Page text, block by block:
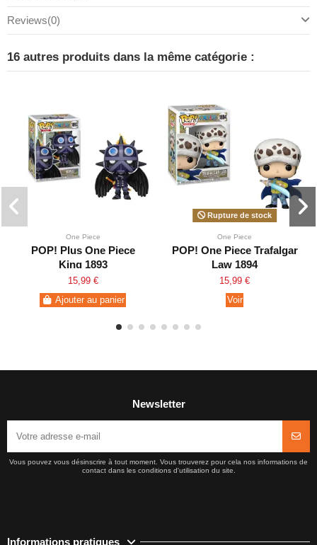
Reviews(0)
16 autres produits dans la même catégorie :
One Piece
POP! Plus One Piece
King 1893
15,99 €
Ajouter au panier
Rupture de stock
One Piece
POP! One Piece Trafalgar
Law 1894
15,99 €
Voir
Newsletter
Vous pouvez vous désinscrire à tout moment. Vous trouverez pour cela nos informations de
contact dans les conditions d'utilisation du site.
Informations pratiques